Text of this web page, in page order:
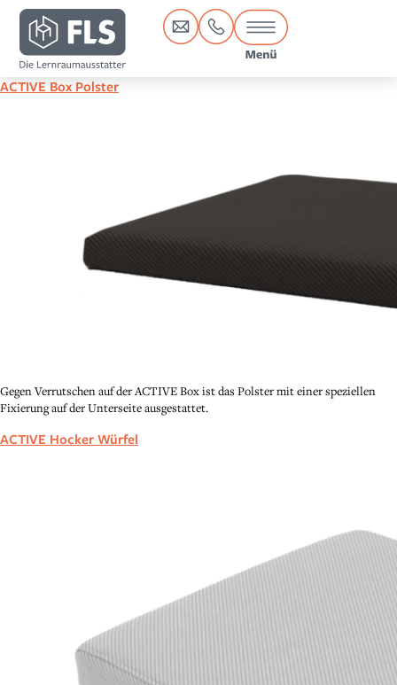
springen
ACTIVE Box Polster
Gegen Verrutschen auf der ACTIVE Box ist das Polster mit einer speziellen
Fixierung auf der Unterseite ausgestattet.
ACTIVE Hocker Würfel